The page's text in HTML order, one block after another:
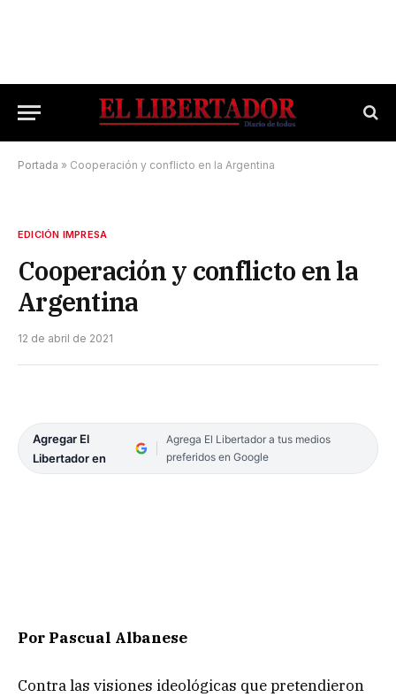
Portada » Cooperación y conflicto en la Argentina
EDICIÓN IMPRESA
Cooperación y conflicto en la
Argentina
12 de abril de 2021
Agregar El
Libertador en
Agrega El Libertador a tus medios
preferidos en Google
Por Pascual Albanese
Contra las visiones ideológicas que pretendieron